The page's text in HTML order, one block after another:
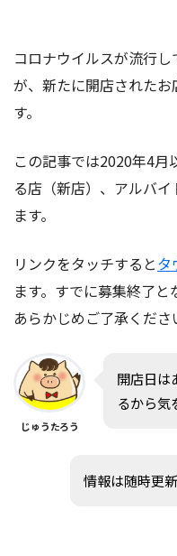
コロナウイルスが流行
が、新たに開店された
す。
この記事では2020年4月
る店（新店）、アルバ
ます。
リンクをタッチするとタ
ます。すでに募集終了と
あらかじめご了承くださ
じゅうたろう
開店日は
るから気
情報は随時更